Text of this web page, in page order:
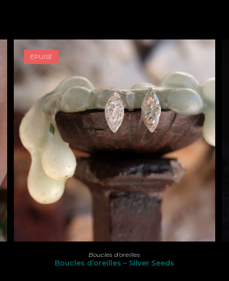
ÉPUISÉ
LIRE LA SUITE
Boucles d’oreilles
Boucles d’oreilles – Silver Seeds